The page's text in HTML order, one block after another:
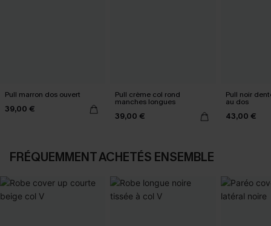
Pull marron dos ouvert
39,00 €
Pull crème col rond
manches longues
39,00 €
Pull noir
au dos
43,00 €
FRÉQUEMMENT ACHETÉS ENSEMBLE